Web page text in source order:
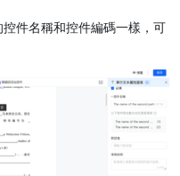
件名稱和控件編碼一樣，可